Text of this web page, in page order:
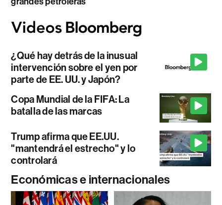
¿Qué hay detrás de la inusual
intervención sobre el yen por
parte de EE. UU. y Japón?
Copa Mundial de la FIFA: La
batalla de las marcas
Trump afirma que EE.UU.
"mantendrá el estrecho" y lo
controlará
Económicas e internacionales